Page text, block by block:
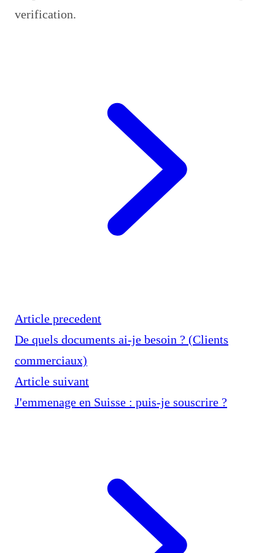
verification.
Article precedent
De quels documents ai-je besoin ? (Clients
commerciaux)
Article suivant
J'emmenage en Suisse : puis-je souscrire ?